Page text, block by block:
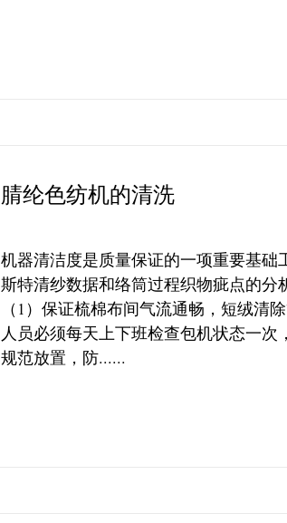
腈纶色纺机的清洗
机器清洁度是质量保证的一项重要基
斯特清纱数据和络筒过程织物疵点的分
（1）保证梳棉布间气流通畅，短绒清
人员必须每天上下班检查包机状态一
规范放置，防......